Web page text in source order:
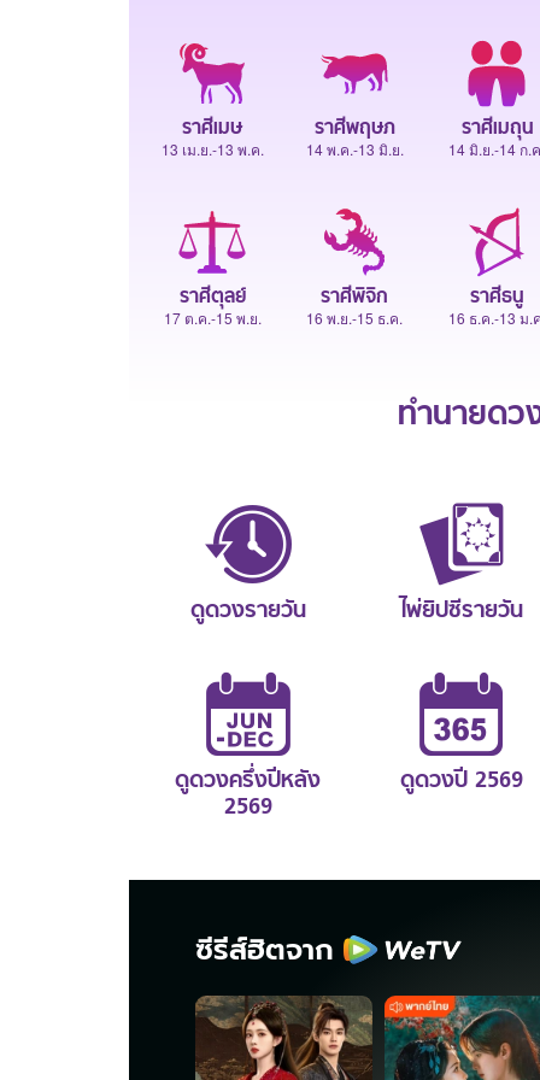
ราศีเมษ
13 เม.ย.-13 พ.ค.
ราศีพฤษภ
14 พ.ค.-13 มิ.ย.
ราศีเมถุน
14 มิ.ย.-14 ก.
ราศีตุลย์
17 ต.ค.-15 พ.ย.
ราศีพิจิก
16 พ.ย.-15 ธ.ค.
ราศีธนู
16 ธ.ค.-13 ม.
ทำนายดว
ดูดวงรายวัน ไพ่ยิปซีรายวัน
ดูดวงครึ่งปีหลัง
2569
ดูดวงปี 2569
ซีรีส์ฮิตจาก